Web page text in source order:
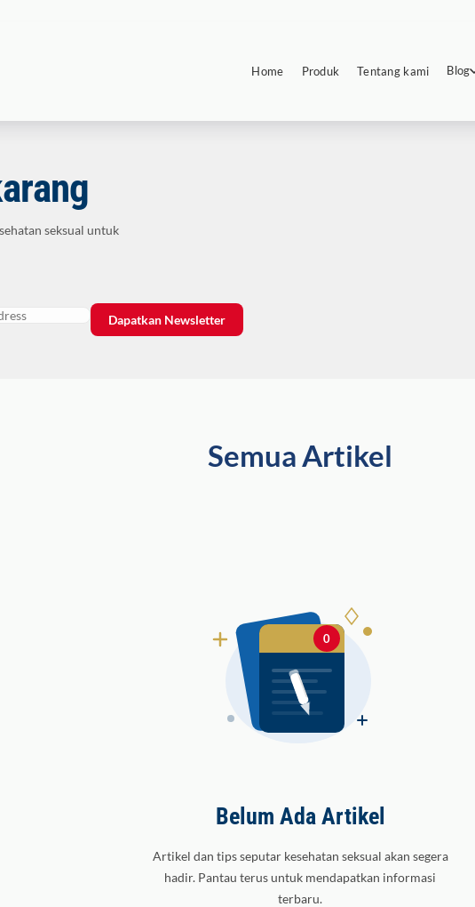
Home Produk Tentang kami Blog
seksual untuk
Dapatkan Newsletter
Semua Artikel
0
Belum Ada Artikel
Artikel dan tips seputar kesehatan seksual akan segera
hadir. Pantau terus untuk mendapatkan informasi
terbaru.